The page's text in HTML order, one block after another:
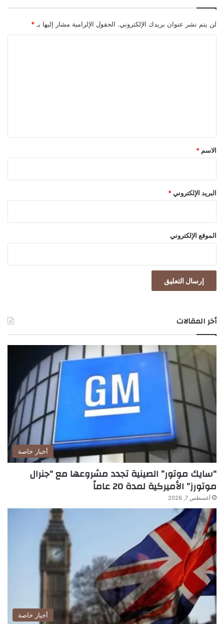
ي
"
خ
لن يتم نشر عنوان بريدك الإلكتروني. الحقول الإلزامية مشار إليها بـ *
*
الاسم *
البريد الإلكتروني *
الموقع الإلكتروني
أخر المقالات
أخبار خاصة
“سايك موتور” الصينية تجدد مشروعها مع “جنرال
موتورز” الأميركية لمدة 20 عاماً
أغسطس 7, 2026
أخبار خاصة